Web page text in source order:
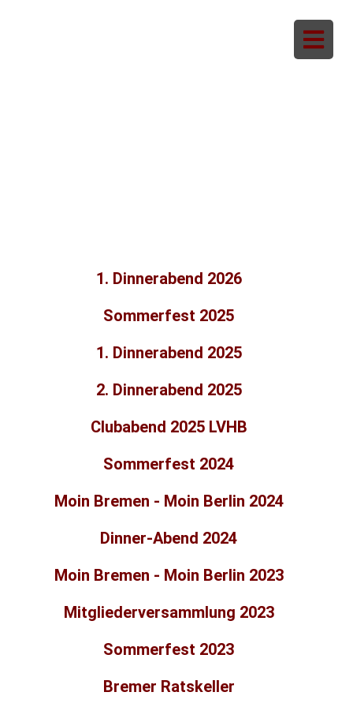
1. Dinnerabend 2026
Sommerfest 2025
1. Dinnerabend 2025
2. Dinnerabend 2025
Clubabend 2025 LVHB
Sommerfest 2024
Moin Bremen - Moin Berlin 2024
Dinner-Abend 2024
Moin Bremen - Moin Berlin 2023
Mitgliederversammlung 2023
Sommerfest 2023
Bremer Ratskeller